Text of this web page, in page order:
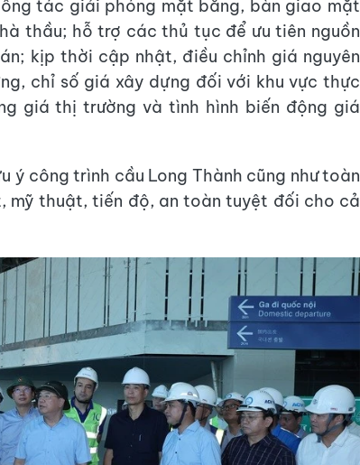
tác giải phóng mặt bằng, bàn giao mặt
thầu; hỗ trợ các thủ tục để ưu tiên nguồn
kịp thời cập nhật, điều chỉnh giá nguyên
chỉ số giá xây dựng đối với khu vực thực
giá thị trường và tình hình biến động giá
ý công trình cầu Long Thành cũng như toàn
mỹ thuật, tiến độ, an toàn tuyệt đối cho cả